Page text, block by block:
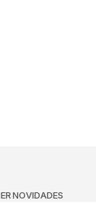
NOVIDADES